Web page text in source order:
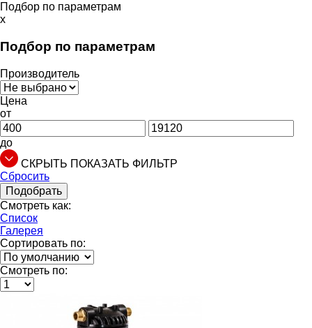
Подбор по параметрам
x
Подбор по параметрам
Производитель
Цена
от
до
СКРЫТЬ ПОКАЗАТЬ ФИЛЬТР
Сбросить
Подобрать
Смотреть как:
Список
Галерея
Сортировать по:
Смотреть по: